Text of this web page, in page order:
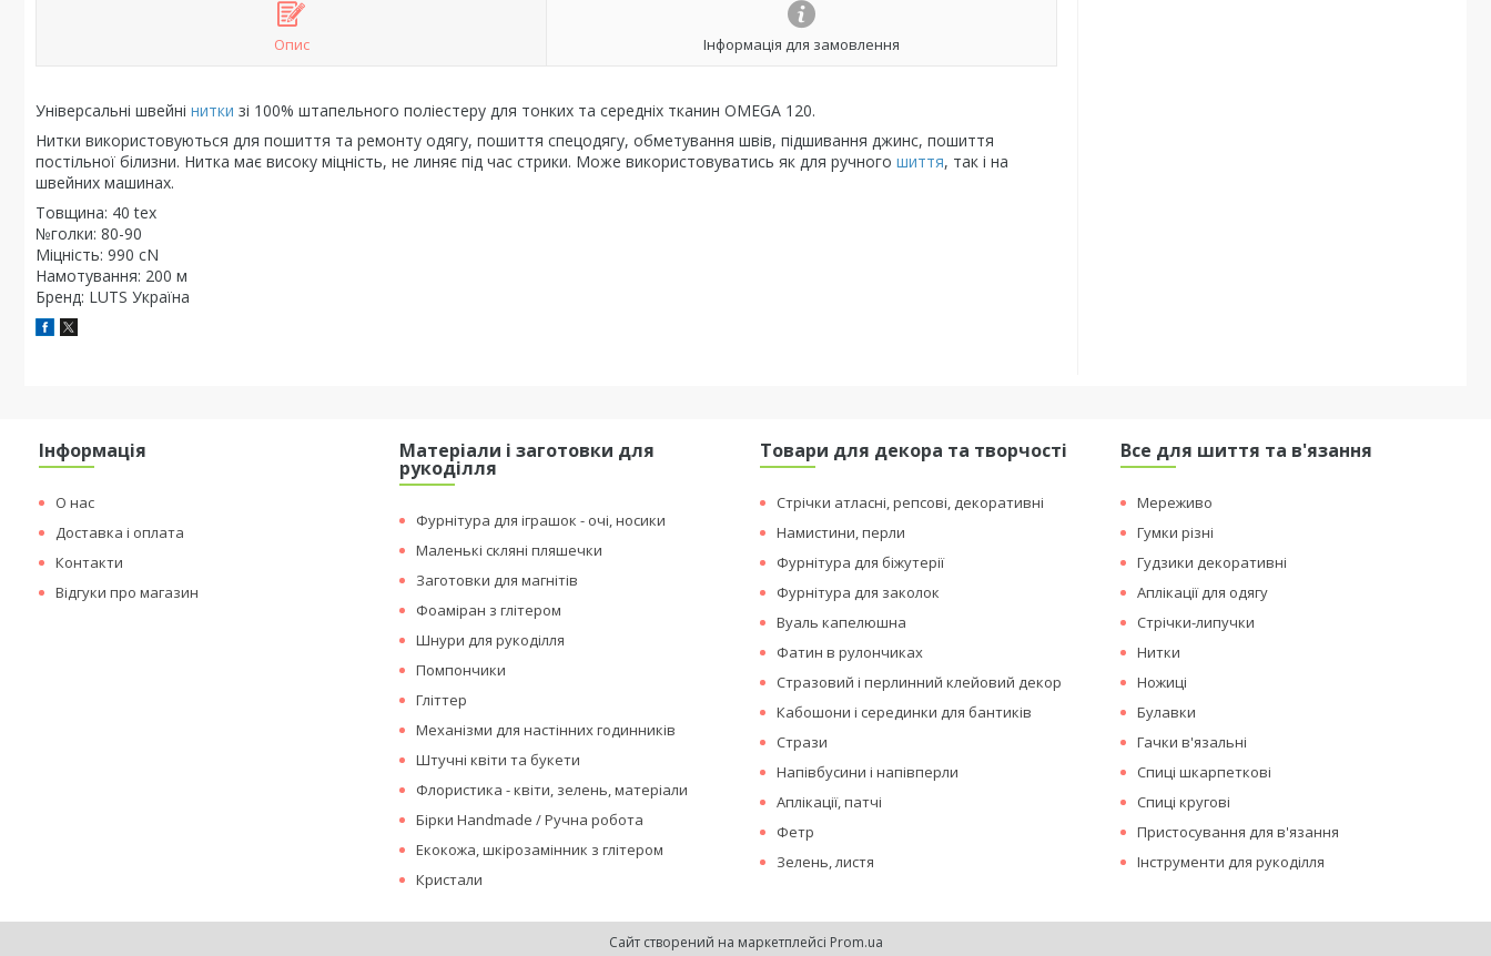
Опис Інформація для замовлення
Універсальні швейні нитки зі 100% штапельного поліестеру для тонких та середніх тканин OMEGA 120.
Нитки використовуються для пошиття та ремонту одягу, пошиття спецодягу, обметування швів, підшивання джинс, пошиття
постільної білизни. Нитка має високу міцність, не линяє під час стрики. Може використовуватись як для ручного шиття, так і на
швейних машинах.
Товщина: 40 tex
№голки: 80-90
Міцність: 990 сN
Намотування: 200 м
Бренд: LUTS Україна
Інформація
О нас
Доставка і оплата
Контакти
Відгуки про магазин
Матеріали і заготовки для
рукоділля
Фурнітура для іграшок - очі, носики
Маленькі скляні пляшечки
Заготовки для магнітів
Фоаміран з глітером
Шнури для рукоділля
Помпончики
Гліттер
Механізми для настінних годинників
Штучні квіти та букети
Флористика - квіти, зелень, матеріали
Бірки Handmade / Ручна робота
Екокожа, шкірозамінник з глітером
Кристали
Товари для декора та творчості
Стрічки атласні, репсові, декоративні
Намистини, перли
Фурнітура для біжутерії
Фурнітура для заколок
Вуаль капелюшна
Фатин в рулончиках
Стразовий і перлинний клейовий декор
Кабошони і серединки для бантиків
Стрази
Напівбусини і напівперли
Аплікації, патчі
Фетр
Зелень, листя
Все для шиття та в'язання
Мереживо
Гумки різні
Гудзики декоративні
Аплікації для одягу
Стрічки-липучки
Нитки
Ножиці
Булавки
Гачки в'язальні
Спиці шкарпеткові
Спиці кругові
Пристосування для в'язання
Інструменти для рукоділля
Сайт створений на маркетплейсі Prom.ua